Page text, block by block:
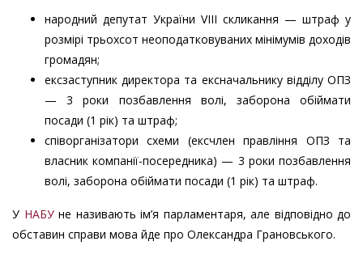
⁠народний депутат України VIII скликання — штраф у
розмірі трьохсот неоподатковуваних мінімумів доходів
громадян;
⁠ексзаступник директора та ексначальнику відділу ОПЗ
— 3 роки позбавлення волі, заборона обіймати
посади (1 рік) та штраф;
⁠співорганізатори схеми (ексчлен правління ОПЗ та
власник компанії-посередника) — 3 роки позбавлення
волі, заборона обіймати посади (1 рік) та штраф.
У НАБУне називають ім’я парламентаря, але відповідно до
обставин справи мова йде про Олександра Грановського.